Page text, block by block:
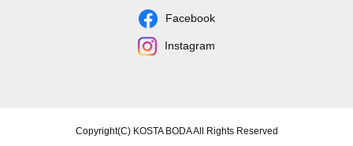
Facebook
Instagram
Copyright(C) KOSTA BODA All Rights Reserved